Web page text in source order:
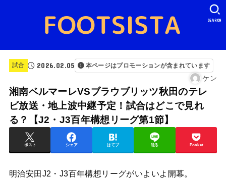
SEARCH
試合 2026.02.05 本ページはプロモーションが含まれています
ケン
湘南ベルマーレVSブラウブリッツ秋田のテレ
ビ放送・地上波中継予定！試合はどこで見れ
る？【J2・J3百年構想リーグ第1節】
ポスト シェア はてブ 送る Pocket
明治安田J2・J3百年構想リーグがいよいよ開幕。